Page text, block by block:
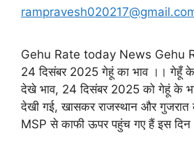
Gehu Rate today News Gehu
24 दिसंबर 2025 गेहूं का भाव ।। गेहूँ के
देखे भाव, 24 दिसंबर 2025 को गेहूं के
देखी गई, खासकर राजस्थान और गुजरात
MSP से काफी ऊपर पहुंच गए हैं इस